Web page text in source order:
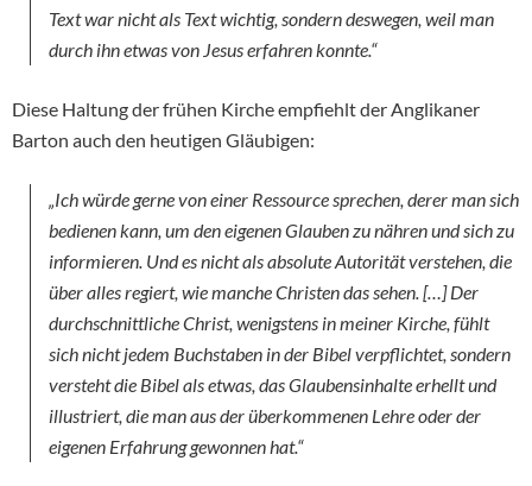
Text war nicht als Text wichtig, sondern deswegen, weil man
durch ihn etwas von Jesus erfahren konnte.“
Diese Haltung der frühen Kirche empfiehlt der Anglikaner
Barton auch den heutigen Gläubigen:
„Ich würde gerne von einer Ressource sprechen, derer man sich
bedienen kann, um den eigenen Glauben zu nähren und sich zu
informieren. Und es nicht als absolute Autorität verstehen, die
über alles regiert, wie manche Christen das sehen. […] Der
durchschnittliche Christ, wenigstens in meiner Kirche, fühlt
sich nicht jedem Buchstaben in der Bibel verpflichtet, sondern
versteht die Bibel als etwas, das Glaubensinhalte erhellt und
illustriert, die man aus der überkommenen Lehre oder der
eigenen Erfahrung gewonnen hat.“